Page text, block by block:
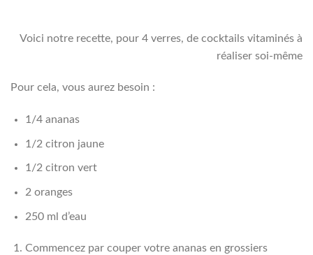
Voici notre recette, pour 4 verres, de cocktails vitaminés à
réaliser soi-même
Pour cela, vous aurez besoin :
1/4 ananas
1/2 citron jaune
1/2 citron vert
2 oranges
250 ml d’eau
Commencez par couper votre ananas en grossiers